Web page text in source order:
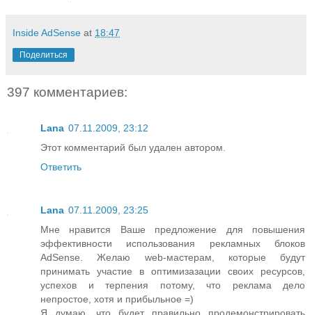
Inside AdSense at 18:47
Поделиться
397 комментариев:
Lana 07.11.2009, 23:12
Этот комментарий был удален автором.
Ответить
Lana 07.11.2009, 23:25
Мне нравится Ваше предложение для повышения
эффективности использования рекламных блоков
AdSense. Желаю web-мастерам, которые будут
принимать участие в оптимизазации своих ресурсов,
успехов и терпения потому, что реклама дело
непростое, хотя и прибыльное =)